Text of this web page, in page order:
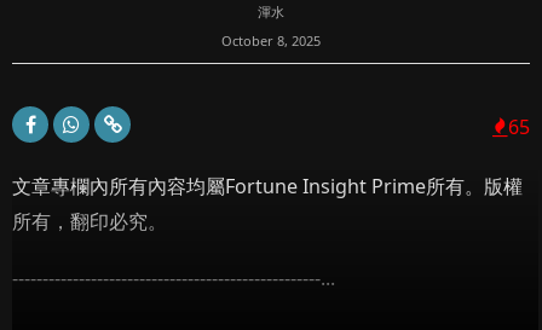
渾水
October 8, 2025
65
文章專欄內所有內容均屬Fortune Insight Prime所有。版權
所有，翻印必究。
---------------------------------------------------...